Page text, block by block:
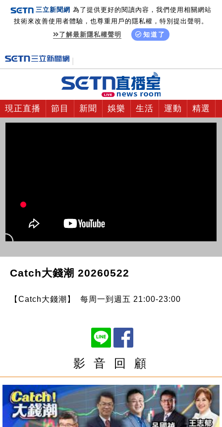
三立新聞網 為了提供更好的閱讀內容，我們使用相關網站
技術來改善使用者體驗，也尊重用戶的隱私權，特別提出聲明。
了解最新隱私權聲明
知道了
現正直播 節目 新聞 娛樂 生活 運動 精選
Catch大錢潮 20260522
【Catch大錢潮】 每周一到週五 21:00-23:00
影 音 回 顧